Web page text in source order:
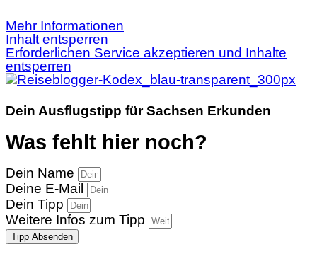
Mehr Informationen
Inhalt entsperren
Erforderlichen Service akzeptieren und Inhalte
entsperren
Dein Ausflugstipp für Sachsen Erkunden
Was fehlt hier noch?
Dein Name
Deine E-Mail
Dein Tipp
Weitere Infos zum Tipp
Tipp Absenden